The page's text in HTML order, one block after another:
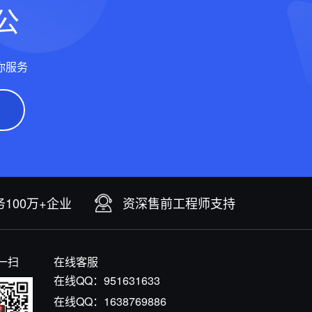
服务
100万+企业 资深售前工程师支持
扫
在线客服
在线QQ： 951631633
在线QQ： 1638769886